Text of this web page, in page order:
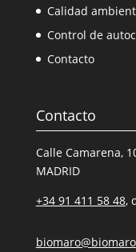
Calidad
Control de
Contacto
Contacto
Calle Camarena,
MADRID
+34 91 411 58 48,